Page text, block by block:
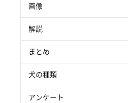
画像
解説
まとめ
犬の種類
アンケート